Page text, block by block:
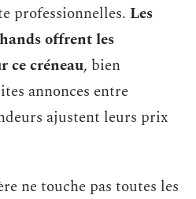
professionnelles. Les
offrent les
ce créneau, bien
annonces entre
ajustent leurs prix
ne touche pas toutes les